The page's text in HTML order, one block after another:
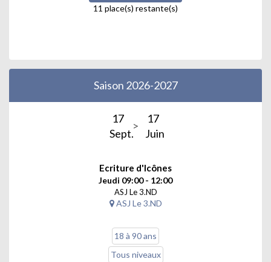
11 place(s) restante(s)
Saison 2026-2027
17
Sept.
17
Juin
Ecriture d'Icônes
Jeudi 09:00 - 12:00
ASJ Le 3.ND
ASJ Le 3.ND
18 à 90 ans
Tous niveaux